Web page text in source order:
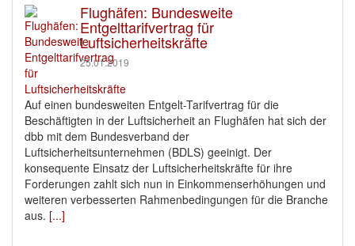
Flughäfen: Bundesweite
Entgelttarifvertrag für
Luftsicherheitskräfte
25.01.2019
Auf einen bundesweiten Entgelt-Tarifvertrag für die
Beschäftigten in der Luftsicherheit an Flughäfen hat sich der
dbb mit dem Bundesverband der
Luftsicherheitsunternehmen (BDLS) geeinigt. Der
konsequente Einsatz der Luftsicherheitskräfte für ihre
Forderungen zahlt sich nun in Einkommenserhöhungen und
weiteren verbesserten Rahmenbedingungen für die Branche
aus. [...]